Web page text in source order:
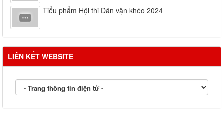
Tiểu phẩm Hội thi Dân vận khéo 2024
LIÊN KẾT WEBSITE